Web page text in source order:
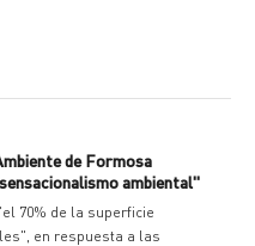
de Formosa
ambiental"
70% de la superficie
en respuesta a las